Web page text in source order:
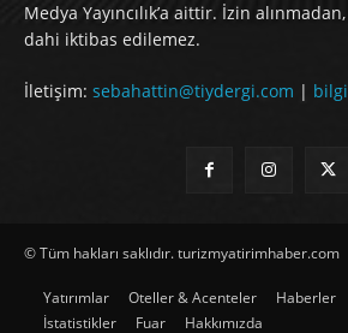
Medya Yayıncılık’a aittir. İzin
dahi iktibas edilemez.
İletişim: sebahattin@tiydergi.com |
© Tüm hakları saklıdır. turizmyatirimhaber.com
Yatırımlar Oteller & Acenteler Haberler
İstatistikler
Fuar Hakkımızda